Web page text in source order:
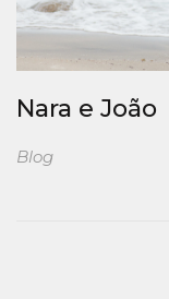
Nara e João
Blog